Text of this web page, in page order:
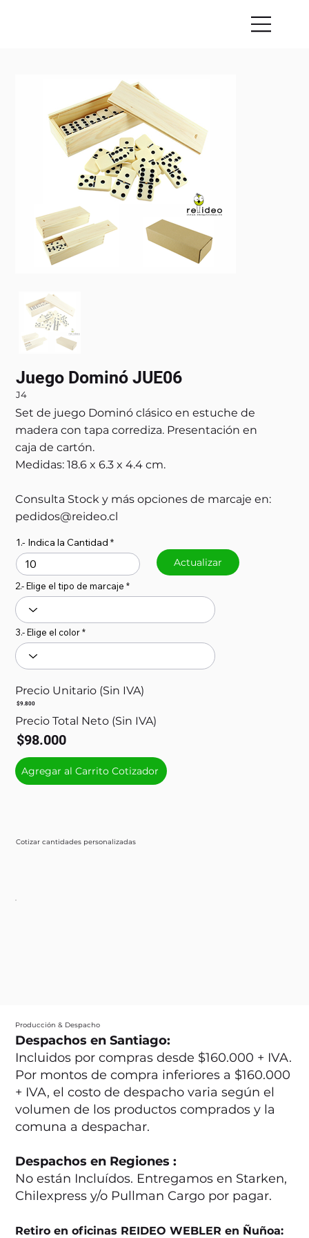
Juego Dominó JUE06
J4
Set de juego Dominó clásico en estuche de
madera con tapa corrediza. Presentación en
caja de cartón.
Medidas: 18.6 x 6.3 x 4.4 cm.
Consulta Stock y más opciones de marcaje en:
pedidos@reideo.cl
Cotizar cantidades personalizadas
1.- Indica la Cantidad
Actualizar
2.- Elige el tipo de marcaje
3.- Elige el color
Precio Unitario (Sin IVA)
$9.800
Precio Total Neto (Sin IVA)
$98.000
Agregar al Carrito Cotizador
Producción & Despacho
Despachos en Santiago:
Incluidos por compras desde $160.000 + IVA.
Por montos de compra inferiores a $160.000
+ IVA, el costo de despacho varia según el
volumen de los productos comprados y la
comuna a despachar.
Despachos en Regiones :
No están Incluídos. Entregamos en Starken,
Chilexpress y/o Pullman Cargo por pagar.
Retiro en oficinas REIDEO WEBLER en Ñuñoa: